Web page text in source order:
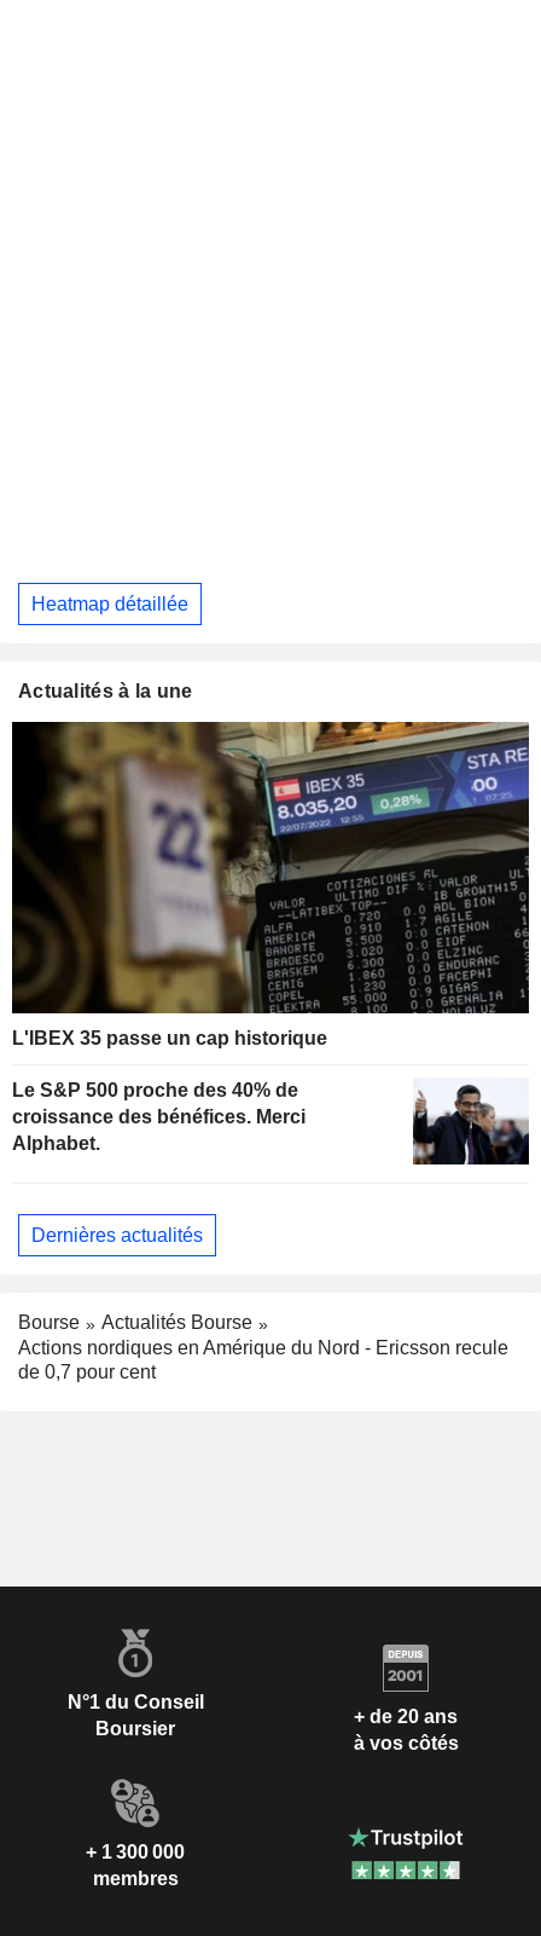
Heatmap détaillée
Actualités à la une
L'IBEX 35 passe un cap historique
Le S&P 500 proche des 40% de
croissance des bénéfices. Merci
Alphabet.
Dernières actualités
Bourse
Actualités Bourse
Actions nordiques en Amérique du Nord - Ericsson recule
de 0,7 pour cent
N°1 du Conseil
Boursier
+ de 20 ans
à vos côtés
+ 1 300 000
membres